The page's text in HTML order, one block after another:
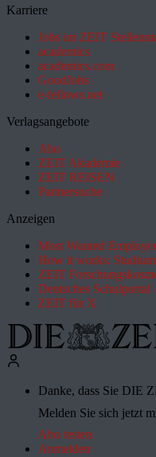
Karriere
Jobs im ZEIT
academics
academics.com
GoodJobs
e-fellows.net
Verlagsangebote
Abo
ZEIT Akademie
ZEIT REISEN
Partnersuche
Anzeigen
Most Wanted
How it works:
ZEIT
Deutsches Schulportal
ZEIT für X
Danke, dass Sie DIE
Melden Sie sich jetzt
Abo testen
Anmelden